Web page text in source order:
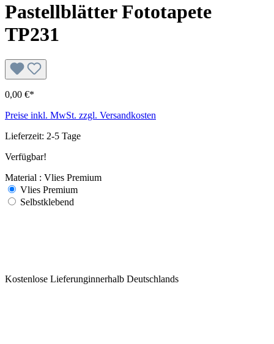
Pastellblätter Fototapete
TP231
0,00 €*
Preise inkl. MwSt. zzgl. Versandkosten
Lieferzeit: 2-5 Tage
Verfügbar!
Material : Vlies Premium
Vlies Premium
Selbstklebend
Kostenlose Lieferunginnerhalb Deutschlands